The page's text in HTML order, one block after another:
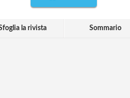
la rivista Sommario